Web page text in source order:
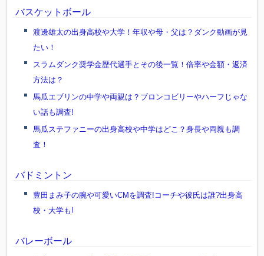
バスケットボール
渡邊雄太の出身高校や大学！年収や母・父は？ダンク動画が見
たい！
スラムダンク奨学金歴代選手とその後一覧！倍率や金額・返済
方法は？
馬瓜エブリンの中学や両親は？ブロンコビリーやハーフじゃな
い話も調査!
馬瓜ステファニーの出身高校や中学はどこ？身長や両親も調
査！
バドミントン
豊田まみ子の腕や可愛いCMを調査!コーチや彼氏は誰?出身高
校・大学も!
バレーボール